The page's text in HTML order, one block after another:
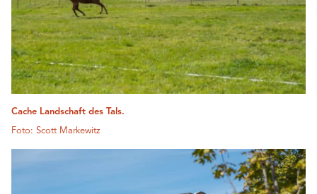
Cache Landschaft des Tals.
Foto: Scott Markewitz